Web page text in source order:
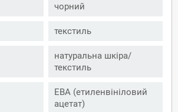
чорний
текстиль
натуральна шкіра/
текстиль
ЕВА (етиленвініловий
ацетат)